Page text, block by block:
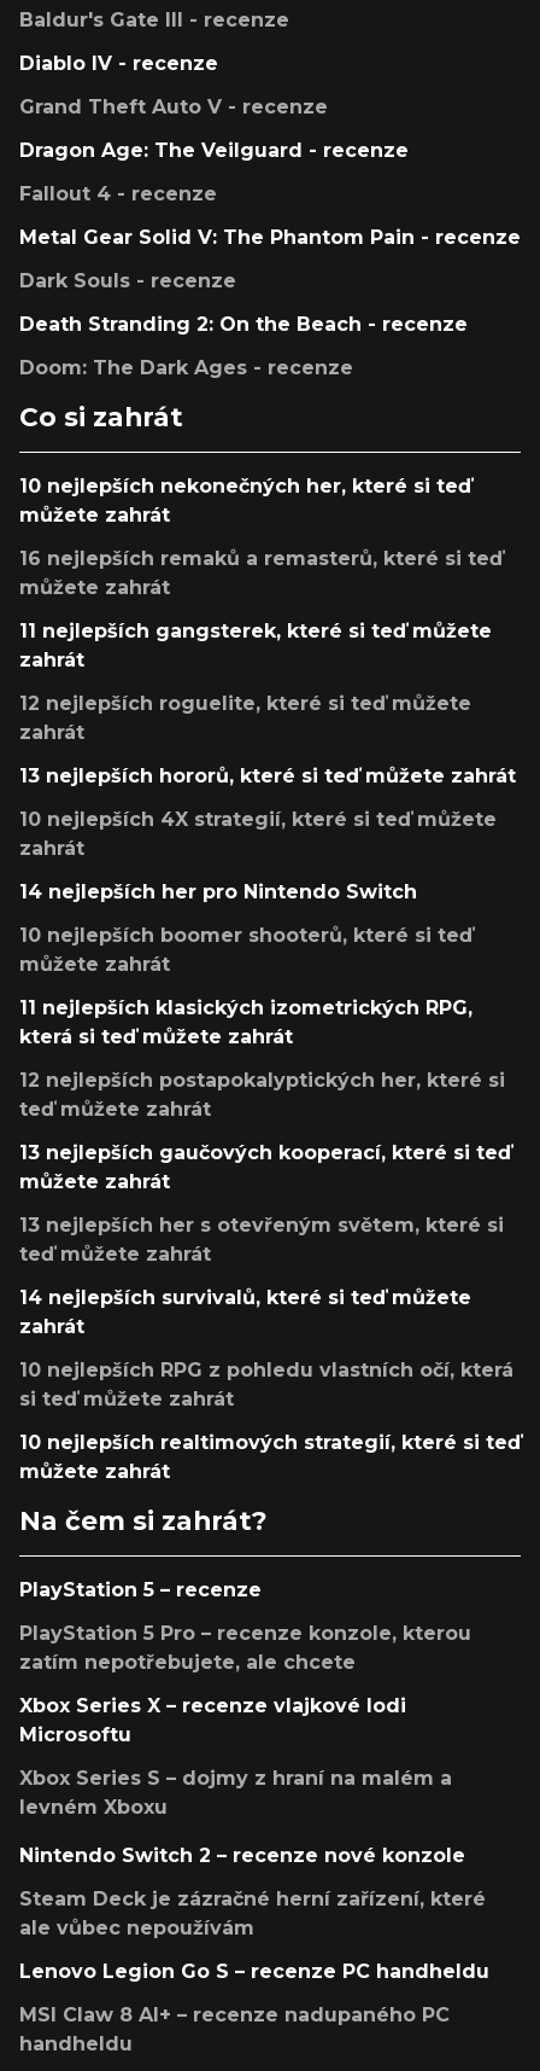
Baldur's Gate III - recenze
Diablo IV - recenze
Grand Theft Auto V - recenze
Dragon Age: The Veilguard - recenze
Fallout 4 - recenze
Metal Gear Solid V: The Phantom Pain - recenze
Dark Souls - recenze
Death Stranding 2: On the Beach - recenze
Doom: The Dark Ages - recenze
Co si zahrát
10 nejlepších nekonečných her, které si teď
můžete zahrát
16 nejlepších remaků a remasterů, které si teď
můžete zahrát
11 nejlepších gangsterek, které si teď můžete
zahrát
12 nejlepších roguelite, které si teď můžete
zahrát
13 nejlepších hororů, které si teď můžete zahrát
10 nejlepších 4X strategií, které si teď můžete
zahrát
14 nejlepších her pro Nintendo Switch
10 nejlepších boomer shooterů, které si teď
můžete zahrát
11 nejlepších klasických izometrických RPG,
která si teď můžete zahrát
12 nejlepších postapokalyptických her, které si
teď můžete zahrát
13 nejlepších gaučových kooperací, které si teď
můžete zahrát
13 nejlepších her s otevřeným světem, které si
teď můžete zahrát
14 nejlepších survivalů, které si teď můžete
zahrát
10 nejlepších RPG z pohledu vlastních očí, která
si teď můžete zahrát
10 nejlepších realtimových strategií, které si teď
můžete zahrát
Na čem si zahrát?
PlayStation 5 – recenze
PlayStation 5 Pro – recenze konzole, kterou
zatím nepotřebujete, ale chcete
Xbox Series X – recenze vlajkové lodi
Microsoftu
Xbox Series S – dojmy z hraní na malém a
levném Xboxu
Nintendo Switch 2 – recenze nové konzole
Steam Deck je zázračné herní zařízení, které
ale vůbec nepoužívám
Lenovo Legion Go S – recenze PC handheldu
MSI Claw 8 AI+ – recenze nadupaného PC
handheldu